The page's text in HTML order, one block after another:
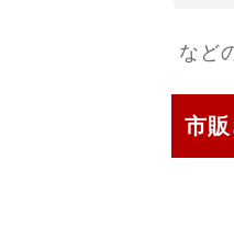
など
市